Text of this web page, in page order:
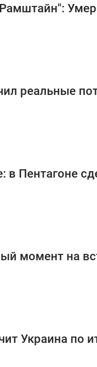
реальные
в Пентагоне
момент на
Украина по